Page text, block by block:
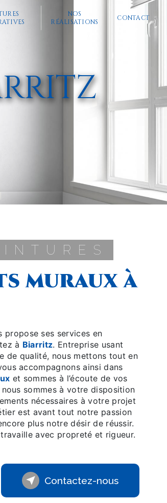
NOS
RÉALISATIONS
CONTACT
propose ses services en
à Biarritz. Entreprise usant
de qualité, nous mettons tout en
accompagnons ainsi dans
et sommes à l’écoute de vos
nous sommes à votre disposition
nécessaires à votre projet
est avant tout notre passion
plus notre désir de réussir.
avec propreté et rigueur.
Contactez-nous